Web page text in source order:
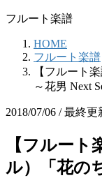
フルート楽譜
HOME
フルート楽譜
【フルート
～花男 Next
2018/07/06 / 最終更
【フルート
ル）「花の